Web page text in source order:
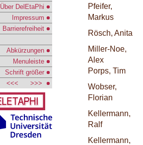
Über DelEtaPhi
Impressum
Barrierefreiheit
Abkürzungen
Menuleiste
Schrift größer
<<<
>>>
Pfeifer,
Markus
Rösch, Anita
Miller-Noe,
Alex
Porps, Tim
Wobser,
Florian
Kellermann,
Ralf
Kellermann,